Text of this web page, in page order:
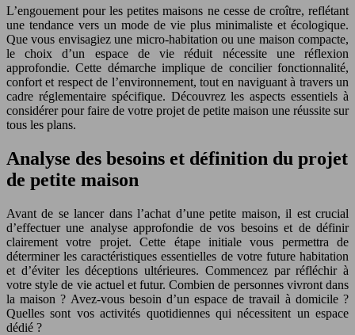
L’engouement pour les petites maisons ne cesse de croître, reflétant
une tendance vers un mode de vie plus minimaliste et écologique.
Que vous envisagiez une micro-habitation ou une maison compacte,
le choix d’un espace de vie réduit nécessite une réflexion
approfondie. Cette démarche implique de concilier fonctionnalité,
confort et respect de l’environnement, tout en naviguant à travers un
cadre réglementaire spécifique. Découvrez les aspects essentiels à
considérer pour faire de votre projet de petite maison une réussite sur
tous les plans.
Analyse des besoins et définition du projet
de petite maison
Avant de se lancer dans l’achat d’une petite maison, il est crucial
d’effectuer une analyse approfondie de vos besoins et de définir
clairement votre projet. Cette étape initiale vous permettra de
déterminer les caractéristiques essentielles de votre future habitation
et d’éviter les déceptions ultérieures. Commencez par réfléchir à
votre style de vie actuel et futur. Combien de personnes vivront dans
la maison ? Avez-vous besoin d’un espace de travail à domicile ?
Quelles sont vos activités quotidiennes qui nécessitent un espace
dédié ?